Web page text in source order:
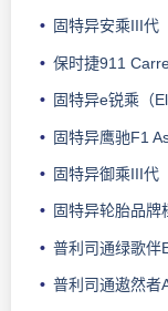
固特异安乘III代（Assurance
保时捷911
固特异e锐乘（ElectricDrive
固特异鹰驰F1
固特异御乘III代（Assurance
固特异轮胎品牌档案
普利司通绿歌伴ECOPIA
普利司通遨然者ALENZA